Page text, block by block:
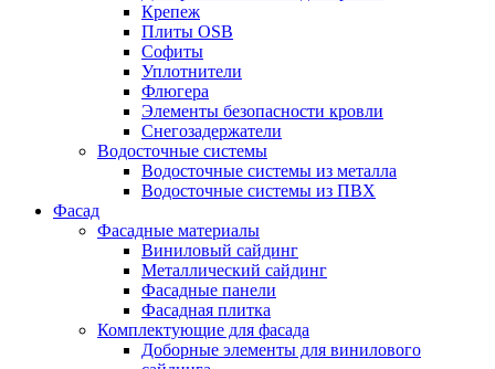
Крепеж
Плиты OSB
Софиты
Уплотнители
Флюгера
Элементы безопасности кровли
Снегозадержатели
Водосточные системы
Водосточные системы из металла
Водосточные системы из ПВХ
Фасад
Фасадные материалы
Виниловый сайдинг
Металлический сайдинг
Фасадные панели
Фасадная плитка
Комплектующие для фасада
Доборные элементы для винилового